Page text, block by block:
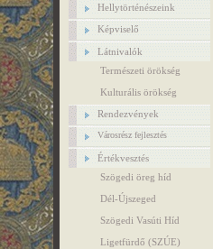
Hellytörténészeink
Képviselő
Látnivalók
Természeti örökség
Kulturális örökség
Rendezvények
Városrész fejlesztés
Értékvesztés
Szögedi öreg híd
Dél-Újszeged
Szögedi Vasúti Híd
Ligetfürdő (SZÚE)